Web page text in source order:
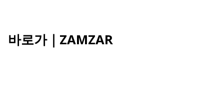
바로가｜ZAMZAR